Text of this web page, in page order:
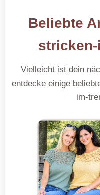
Beliebte
Vielleicht ist dein
entdecke einige
im-